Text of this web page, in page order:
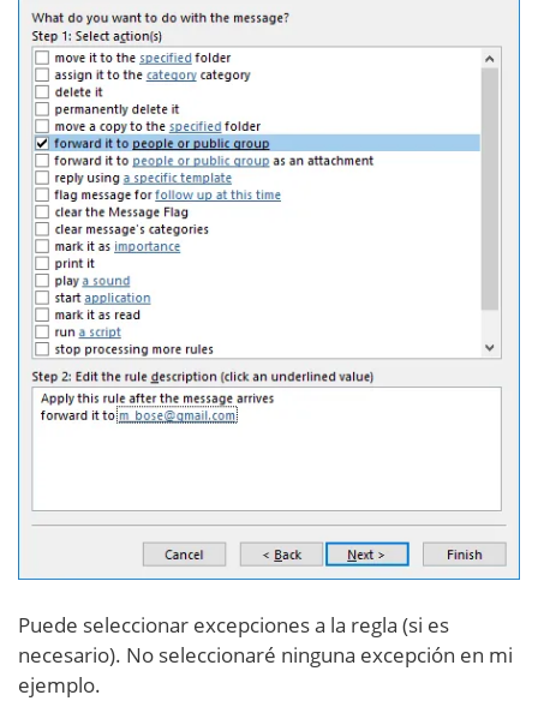
Puede seleccionar excepciones a la regla (si es
necesario). No seleccionaré ninguna excepción en mi
ejemplo.